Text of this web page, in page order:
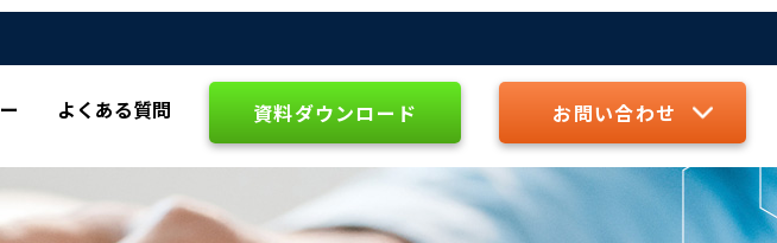
よくある質問 資料ダウンロード お問い合わせ